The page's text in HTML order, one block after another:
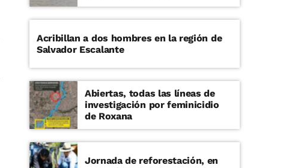
Acribillan a dos hombres en la región de
Salvador Escalante
Abiertas, todas las líneas de
investigación por feminicidio
de Roxana
Jornada de reforestación, en